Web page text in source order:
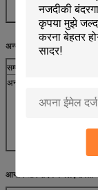
3रेशम
अन्य सामग्री
सम्पत्ति
अन्य सामग्री
आयाम और संदर्भ के लिए क्षमता